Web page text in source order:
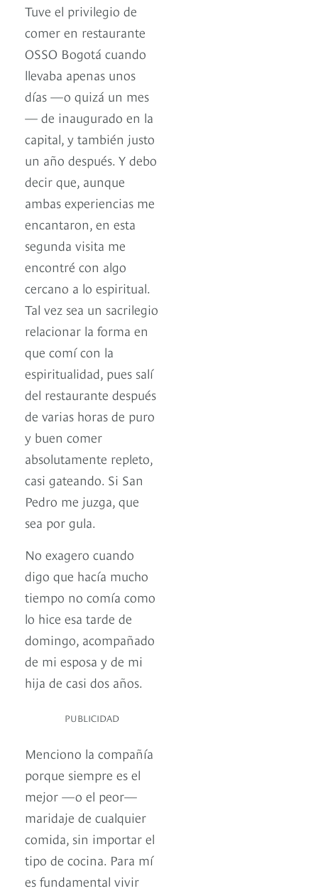
Tuve el privilegio de
comer en restaurante
OSSO Bogotá cuando
llevaba apenas unos
días —o quizá un mes
— de inaugurado en la
capital, y también justo
un año después. Y debo
decir que, aunque
ambas experiencias me
encantaron, en esta
segunda visita me
encontré con algo
cercano a lo espiritual.
Tal vez sea un sacrilegio
relacionar la forma en
que comí con la
espiritualidad, pues salí
del restaurante después
de varias horas de puro
y buen comer
absolutamente repleto,
casi gateando. Si San
Pedro me juzga, que
sea por gula.
No exagero cuando
digo que hacía mucho
tiempo no comía como
lo hice esa tarde de
domingo, acompañado
de mi esposa y de mi
hija de casi dos años.
PUBLICIDAD
Menciono la compañía
porque siempre es el
mejor —o el peor—
maridaje de cualquier
comida, sin importar el
tipo de cocina. Para mí
es fundamental vivir